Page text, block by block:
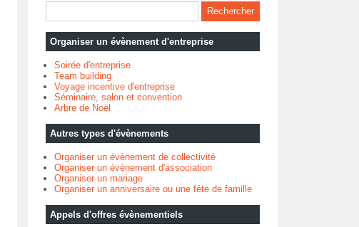
Organiser un évènement d'entreprise
Soirée d'entreprise
Team building
Voyage incentive d'entreprise
Séminaire, salon et convention
Arbre de Noël
Autres types d'évènements
Organiser un évènement de collectivité
Organiser un évènement d'association
Organiser un mariage
Organiser un anniversaire ou une fête de famille
Appels d'offres évènementiels